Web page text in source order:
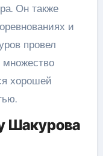
Он также
и
провел
хорошей
Шакурова